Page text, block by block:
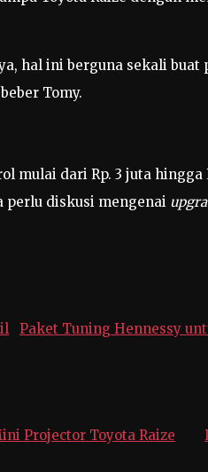
hal ini berguna sekali buat
Tomy.
mulai dari Rp. 3 juta hingga
perlu diskusi mengenai
Paket Tuning Hennessy
Projector Toyota Raize